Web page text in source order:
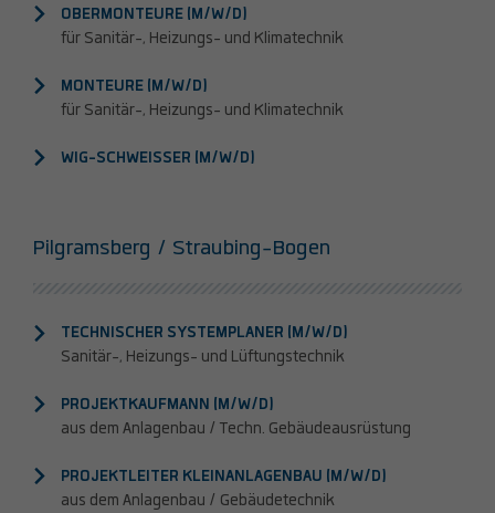
OBERMONTEURE (M/W/D)
für Sanitär-, Heizungs- und Klimatechnik
MONTEURE (M/W/D)
für Sanitär-, Heizungs- und Klimatechnik
WIG-SCHWEISSER (M/W/D)
Pilgramsberg / Straubing-Bogen
TECHNISCHER SYSTEMPLANER (M/W/D)
Sanitär-, Heizungs- und Lüftungstechnik
PROJEKTKAUFMANN (M/W/D)
aus dem Anlagenbau / Techn. Gebäudeausrüstung
PROJEKTLEITER KLEINANLAGENBAU (M/W/D)
aus dem Anlagenbau / Gebäudetechnik